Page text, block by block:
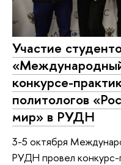
Участие
конкурсе-
политологов
мир» в РУДН
3-5 октября
РУДН провел